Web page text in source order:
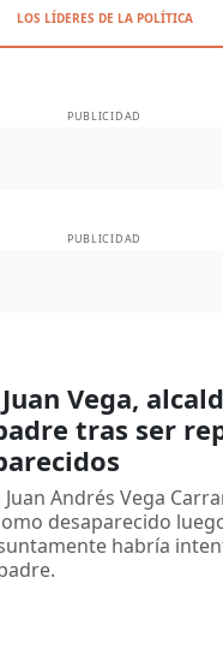
LOS LÍDERES DE LA POLÍTICA
PUBLICIDAD
PUBLICIDAD
Vega,
tras ser
Andrés Vega
desaparecido
habría